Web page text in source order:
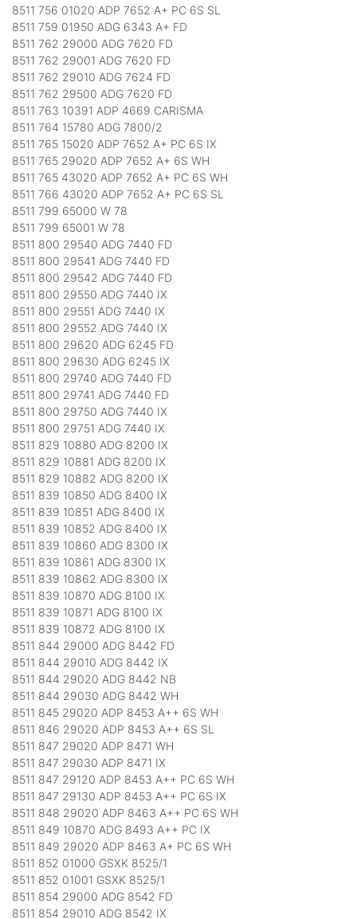
8511 756 01020 ADP 7652 A+ PC 6S SL
8511 759 01950 ADG 6343 A+ FD
8511 762 29000 ADG 7620 FD
8511 762 29001 ADG 7620 FD
8511 762 29010 ADG 7624 FD
8511 762 29500 ADG 7620 FD
8511 763 10391 ADP 4669 CARISMA
8511 764 15780 ADG 7800/2
8511 765 15020 ADP 7652 A+ PC 6S IX
8511 765 29020 ADP 7652 A+ 6S WH
8511 765 43020 ADP 7652 A+ PC 6S WH
8511 766 43020 ADP 7652 A+ PC 6S SL
8511 799 65000 W 78
8511 799 65001 W 78
8511 800 29540 ADG 7440 FD
8511 800 29541 ADG 7440 FD
8511 800 29542 ADG 7440 FD
8511 800 29550 ADG 7440 IX
8511 800 29551 ADG 7440 IX
8511 800 29552 ADG 7440 IX
8511 800 29620 ADG 6245 FD
8511 800 29630 ADG 6245 IX
8511 800 29740 ADG 7440 FD
8511 800 29741 ADG 7440 FD
8511 800 29750 ADG 7440 IX
8511 800 29751 ADG 7440 IX
8511 829 10880 ADG 8200 IX
8511 829 10881 ADG 8200 IX
8511 829 10882 ADG 8200 IX
8511 839 10850 ADG 8400 IX
8511 839 10851 ADG 8400 IX
8511 839 10852 ADG 8400 IX
8511 839 10860 ADG 8300 IX
8511 839 10861 ADG 8300 IX
8511 839 10862 ADG 8300 IX
8511 839 10870 ADG 8100 IX
8511 839 10871 ADG 8100 IX
8511 839 10872 ADG 8100 IX
8511 844 29000 ADG 8442 FD
8511 844 29010 ADG 8442 IX
8511 844 29020 ADG 8442 NB
8511 844 29030 ADG 8442 WH
8511 845 29020 ADP 8453 A++ 6S WH
8511 846 29020 ADP 8453 A++ 6S SL
8511 847 29020 ADP 8471 WH
8511 847 29030 ADP 8471 IX
8511 847 29120 ADP 8453 A++ PC 6S WH
8511 847 29130 ADP 8453 A++ PC 6S IX
8511 848 29020 ADP 8463 A++ PC 6S WH
8511 849 10870 ADG 8493 A++ PC IX
8511 849 29020 ADP 8463 A+ PC 6S WH
8511 852 01000 GSXK 8525/1
8511 852 01001 GSXK 8525/1
8511 854 29000 ADG 8542 FD
8511 854 29010 ADG 8542 IX